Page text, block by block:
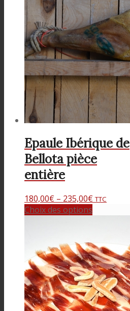
Epaule Ibérique de
Bellota pièce
entière
180,00€ – 235,00€ TTC
Choix des options